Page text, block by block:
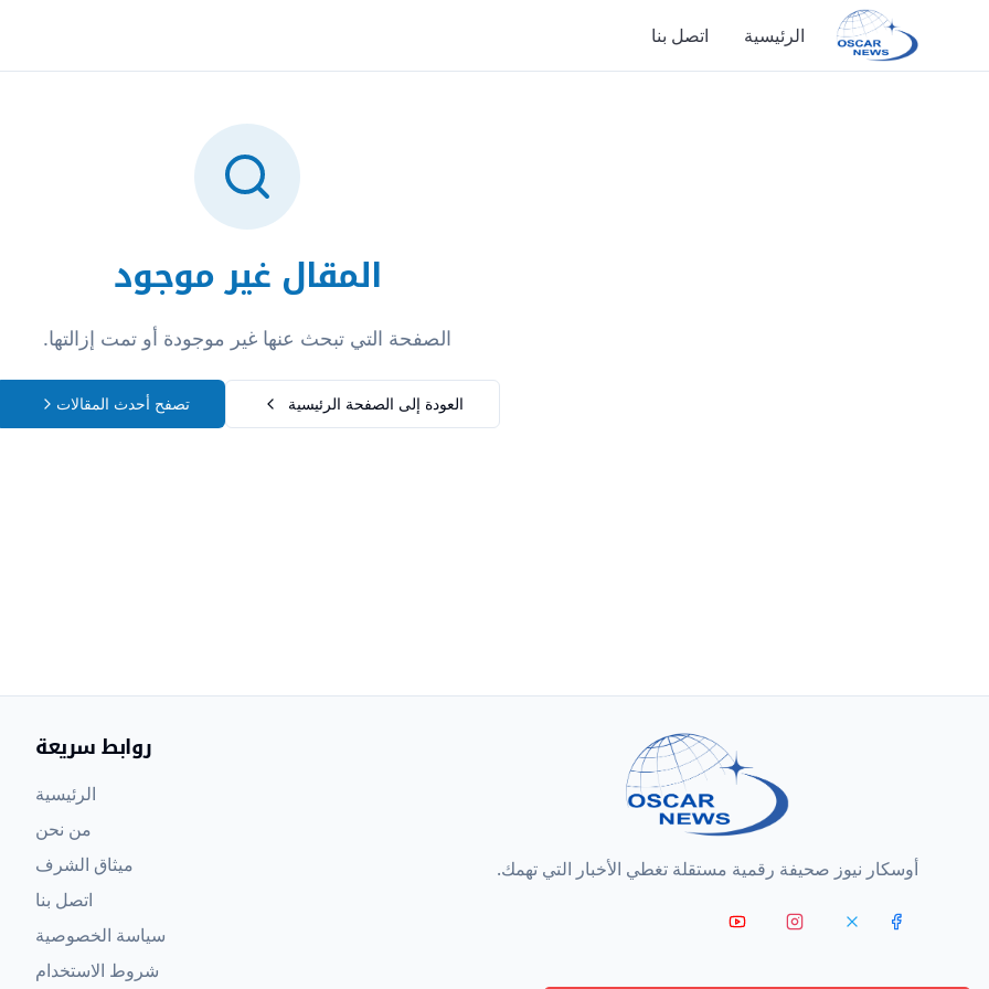
الرئيسية اتصل بنا
المقال غير موجود
الصفحة التي تبحث عنها غير موجودة أو تمت إزالتها.
العودة إلى الصفحة الرئيسية تصفح أحدث المقالات
أوسكار نيوز صحيفة رقمية مستقلة تغطي الأخبار التي تهمك.
روابط سريعة
الرئيسية
من نحن
ميثاق الشرف
اتصل بنا
سياسة الخصوصية
شروط الاستخدام